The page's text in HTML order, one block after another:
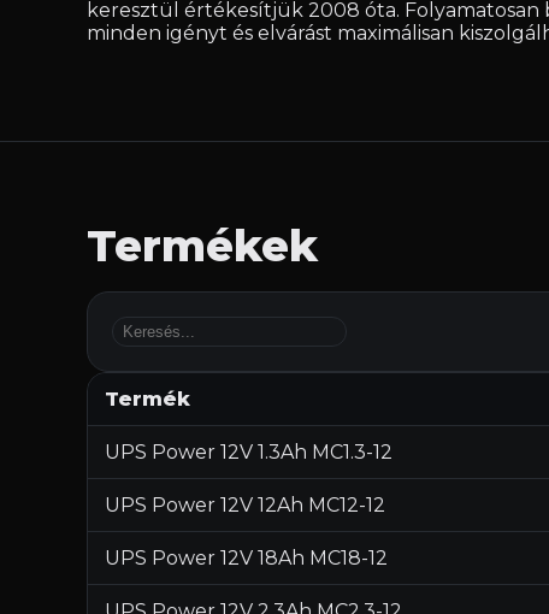
keresztül értékesítjük 2008 óta.
minden igényt és elvárást maximálisan
Termékek
Termék
UPS Power 12V 1.3Ah MC1.3-12
UPS Power 12V 12Ah MC12-12
UPS Power 12V 18Ah MC18-12